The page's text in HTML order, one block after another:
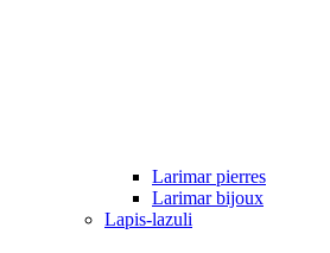
Larimar pierres
Larimar bijoux
Lapis-lazuli